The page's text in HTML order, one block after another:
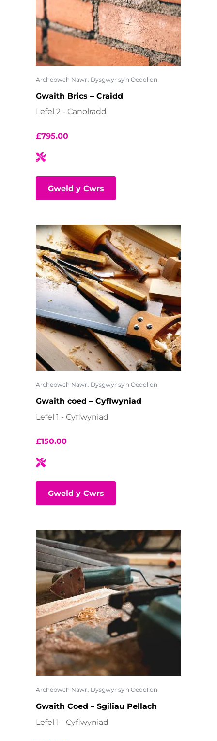
Archebwch Nawr, Dysgwyr sy'n Oedolion
Gwaith Brics – Craidd
Lefel 2 - Canolradd
£795.00
Gweld y Cwrs
Archebwch Nawr, Dysgwyr sy'n Oedolion
Gwaith coed – Cyflwyniad
Lefel 1 - Cyflwyniad
£150.00
Gweld y Cwrs
Archebwch Nawr, Dysgwyr sy'n Oedolion
Gwaith Coed – Sgiliau Pellach
Lefel 1 - Cyflwyniad